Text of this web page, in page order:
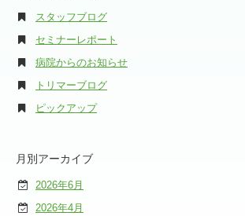
スタッフブログ
セミナーレポート
病院からのお知らせ
トリマーブログ
ピックアップ
月別アーカイブ
2026年6月
2026年4月